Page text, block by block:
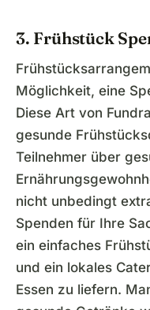
3. Frühstück
Möglichkeit, eine
Diese Art von
gesunde
Teilnehmer über
nicht unbedingt
Spenden für Ihre
ein einfaches
und ein lokales
Essen zu liefern.